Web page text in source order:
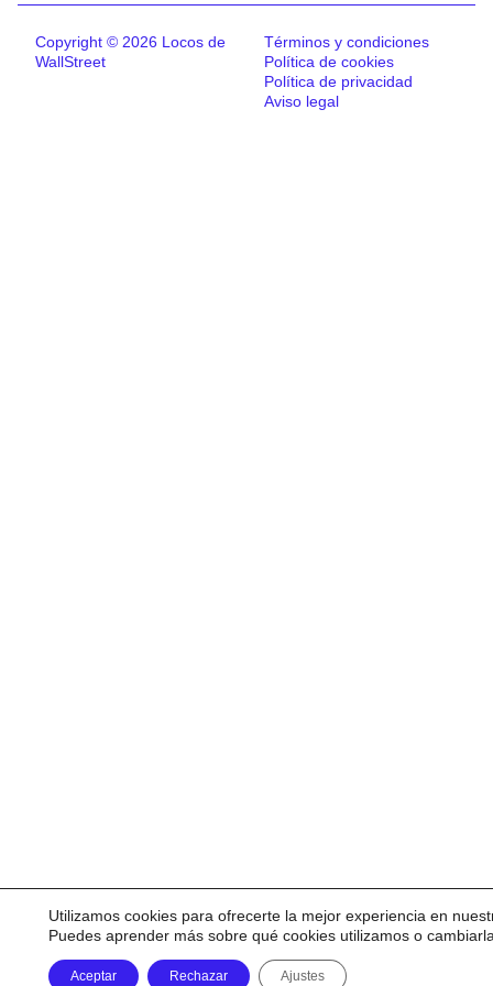
Copyright © 2026 Locos de
WallStreet
Términos y condiciones
Política de cookies
Política de privacidad
Aviso legal
Utilizamos cookies para ofrecerte la mejor experiencia en
Puedes aprender más sobre qué cookies utilizamos o
Aceptar Rechazar Ajustes